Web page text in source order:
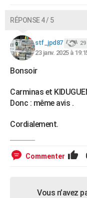
RÉPONSE 4 / 5
stf_jpd87 29
23 janv. 2025 à
Bonsoir
Carminas et
Donc : même avis .
Cordialement.
Commenter
Vous n’avez